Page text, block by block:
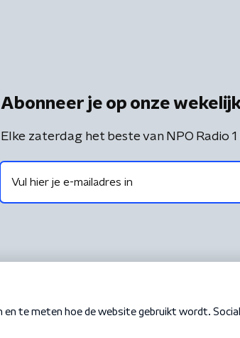
Abonneer je op onze
Elke zaterdag het beste van NPO Radio